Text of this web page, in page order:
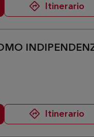
Itinerario
Itinerario